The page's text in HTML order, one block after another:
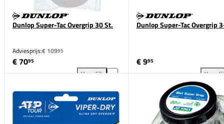
Dunlop Super-Tac Overgrip 30 St.
Adviesprijs:€ 10995
€ 7095
Vergelijk
Dunlop Super-Tac Overgrip 30 St. toevoegen aan
Dunlop Super-Tac Overgrip
€ 995